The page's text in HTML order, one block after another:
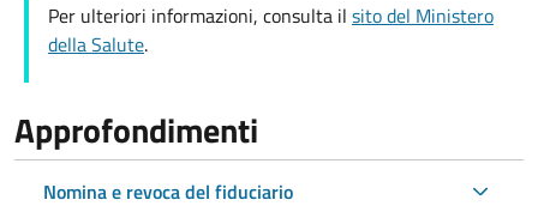
Per ulteriori informazioni, consulta il sito del Ministero
della Salute.
Approfondimenti
Nomina e revoca del fiduciario